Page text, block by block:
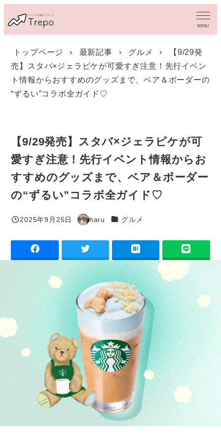
イ
MENU
トップページ 最新記事 グルメ
【9/29発
売】スタバ×ジェラピケが可愛すぎ注意！先行イベン
ト情報からおすすめのグッズまで、ベア＆ボーダーの
“ずるい”コラボ全ガイド♡
【9/29発売】スタバ×ジェラピケが可
愛すぎ注意！先行イベント情報からお
すすめのグッズまで、ベア＆ボーダー
の“ずるい”コラボ全ガイド♡
投稿日
2025年9月25日
著
haru カテゴリー
グルメ